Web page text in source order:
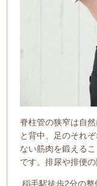
脊柱管の狭窄は自
と背中、足のそれ
ない筋肉を鍛える
です。排尿や排便
稲毛駅徒歩2分の